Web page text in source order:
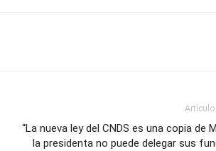
“La nueva ley del CNDS es una copia de
la presidenta no puede delegar sus